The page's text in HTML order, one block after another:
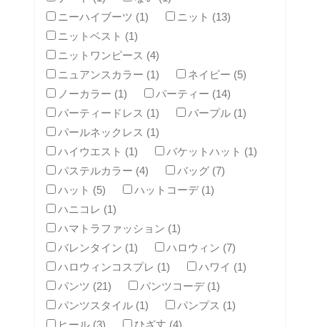
ニーハイブーツ (1)
ニット (13)
ニットベスト (1)
ニットワンピース (4)
ニュアンスカラー (1)
ネイビー (5)
ノーカラー (1)
パーティー (14)
パーティードレス (1)
パープル (1)
パールネックレス (1)
ハイウエスト (1)
バケットハット (1)
パステルカラー (4)
バッグ (7)
ハット (5)
ハットコーデ (1)
ハニコレ (1)
ハマトラファッション (1)
バレンタイン (1)
ハロウィン (7)
ハロウィンコスプレ (1)
ハワイ (1)
パンツ (21)
パンツコーデ (1)
パンツスタイル (1)
パンプス (1)
ヒール (3)
ひざ丈 (4)